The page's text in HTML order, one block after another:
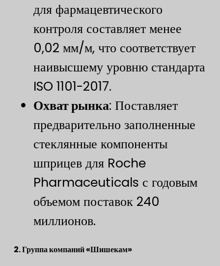
для фармацевтического
контроля составляет менее
0,02 мм/м, что соответствует
наивысшему уровню стандарта
ISO 1101-2017.
​Охват рынка​​: Поставляет
предварительно заполненные
стеклянные компоненты
шприцев для Roche
Pharmaceuticals с годовым
объемом поставок 240
миллионов.​
2. Группа компаний «Шишекам»